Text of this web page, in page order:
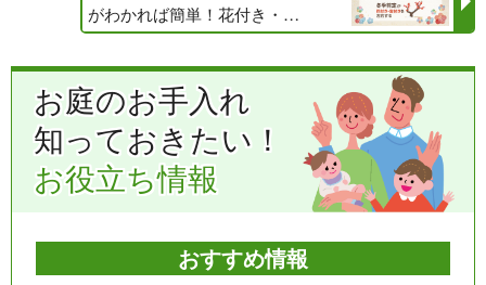
がわかれば簡単！花付き・…
お庭のお手入れ
知っておきたい！
お役立ち情報
おすすめ情報